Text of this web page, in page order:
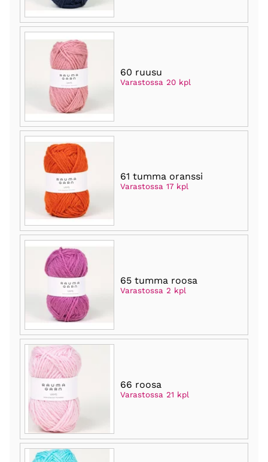
60 ruusu
Varastossa 20 kpl
61 tumma oranssi
Varastossa 17 kpl
65 tumma roosa
Varastossa 2 kpl
66 roosa
Varastossa 21 kpl